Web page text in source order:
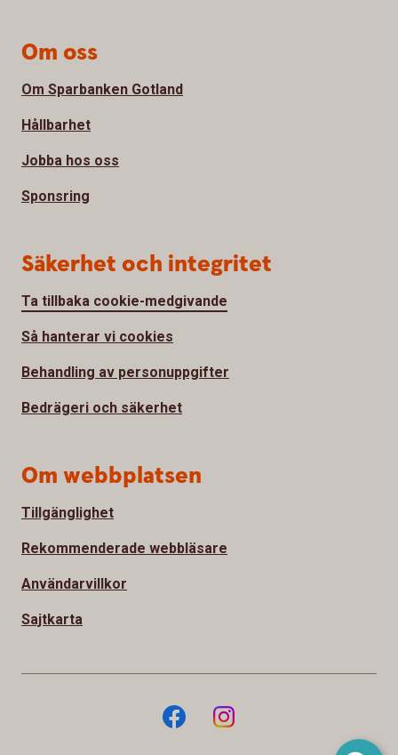
Om oss
Om Sparbanken Gotland
Hållbarhet
Jobba hos oss
Sponsring
Säkerhet och integritet
Ta tillbaka cookie-medgivande
Så hanterar vi cookies
Behandling av personuppgifter
Bedrägeri och säkerhet
Om webbplatsen
Tillgänglighet
Rekommenderade webbläsare
Användarvillkor
Sajtkarta